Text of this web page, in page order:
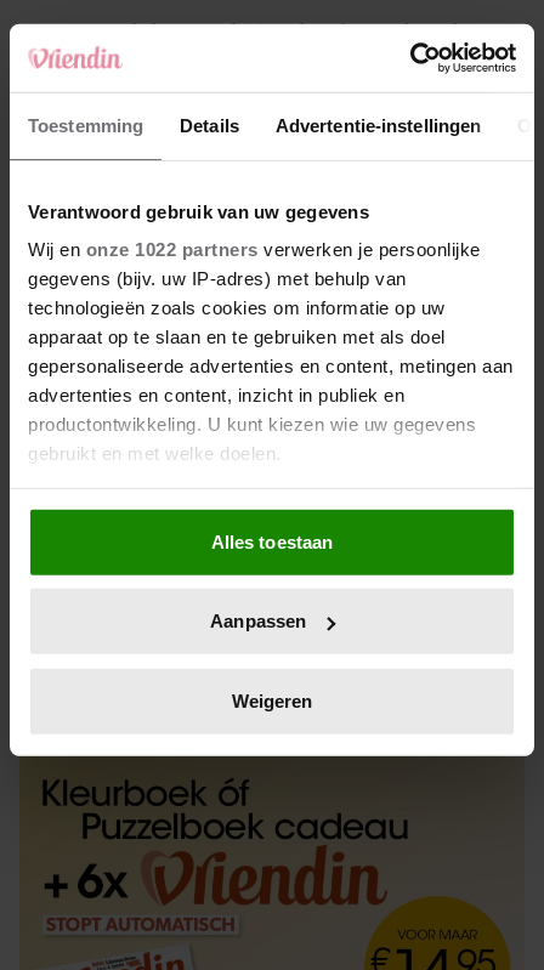
Toestemming Details Advertentie-instellingen
Verantwoord gebruik van uw gegevens
Wij en onze 1022 partners verwerken je persoonlijke
gegevens (bijv. uw IP-adres) met behulp van
technologieën zoals cookies om informatie op uw
apparaat op te slaan en te gebruiken met als doel
gepersonaliseerde advertenties en content, metingen aan
advertenties en content, inzicht in publiek en
productontwikkeling. U kunt kiezen wie uw gegevens
gebruikt en met welke doelen.
Als u het toestaat, willen we ook graag:
Informatie verzamelen over uw geografische
locatie, die tot een paar meter nauwkeurig kan zijn
scannen op specifieke eigenschappen (fingerprinting)
verwerkt en stel uw voorkeuren in het
intrekken in de Cookieverklaring.
We gebruiken cookies om content en advertenties te
personaliseren, om functies voor social media te bieden
en om ons websiteverkeer te analyseren. Ook delen we
informatie over uw gebruik van onze site met onze
partners voor social media, adverteren en analyse. Deze
partners kunnen deze gegevens combineren met andere
Alles toestaan
Aanpassen
Weigeren
4 Makelaar Mandy: ‘Een bericht van de BN’er.
Een foto. Mijn lijf reageert’
5 Makelaar Mandy: ‘Vrijdagavond belde Bart.
Hij sprak eng kalm’
Nieuw